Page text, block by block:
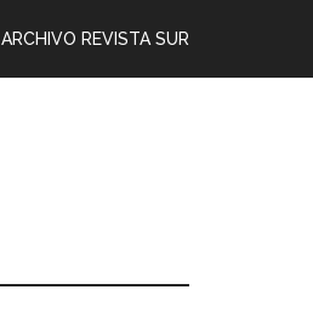
ARCHIVO REVISTA SUR